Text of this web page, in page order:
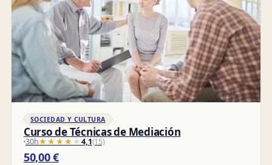
SOCIEDAD Y CULTURA
Curso de Técnicas de Mediación
30h★★★★★
★★★★★4,1(15)
50,00€